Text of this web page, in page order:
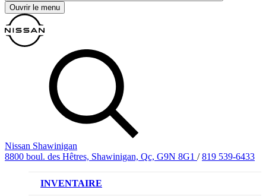
Ouvrir le menu
Nissan Shawinigan
8800 boul. des Hêtres, Shawinigan, Qc, G9N 8G1 / 819 539-6433
INVENTAIRE